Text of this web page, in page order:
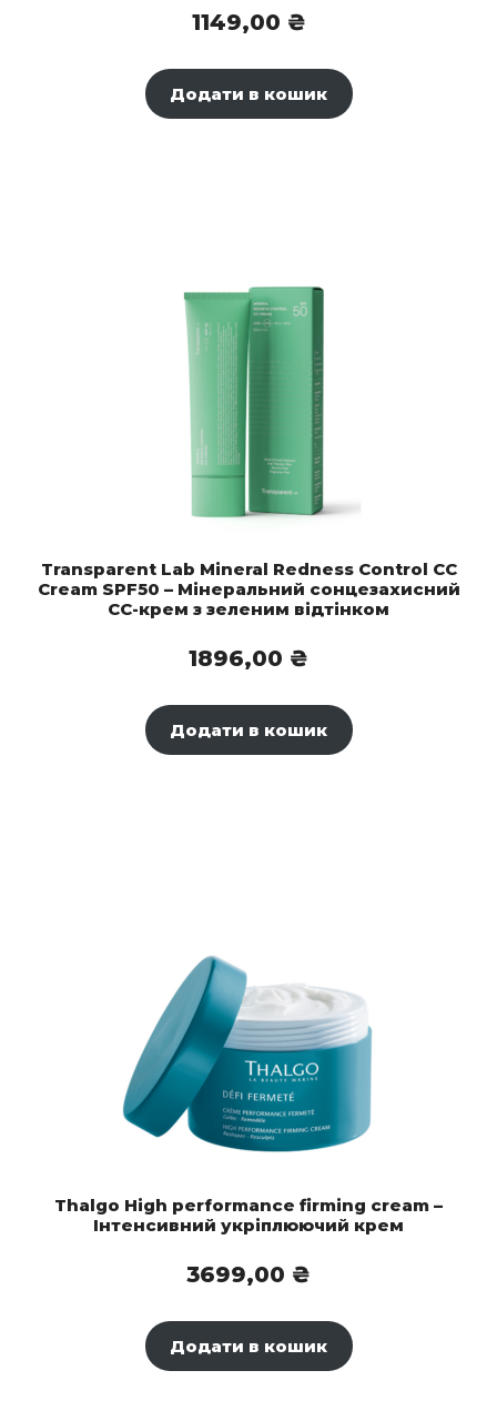
1149,00 ₴
Додати в кошик
Transparent Lab Mineral Redness Control CC
Cream SPF50 – Мінеральний сонцезахисний
CC-крем з зеленим відтінком
1896,00 ₴
Додати в кошик
Thalgo High performance firming cream –
Інтенсивний укріплюючий крем
3699,00 ₴
Додати в кошик